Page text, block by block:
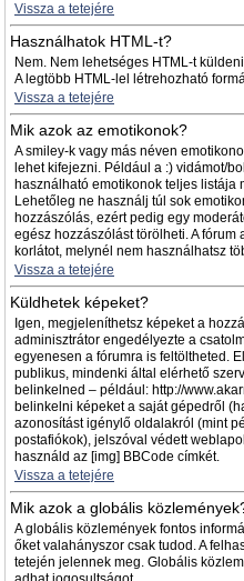
Vissza a tetejére
Használhatok HTML-t?
Nem. Nem lehetséges HTML-t
A legtöbb HTML-lel létrehozható
Vissza a tetejére
Mik azok az emotikonok?
A smiley-k vagy más néven
lehet kifejezni. Például a :) vidámot/
használható emotikonok teljes
Lehetőleg ne használj túl sok
hozzászólás, ezért pedig egy
egész hozzászólást törölheti. A
korlátot, melynél nem használhatsz
Vissza a tetejére
Küldhetek képeket?
Igen, megjeleníthetsz képeket a
adminisztrátor engedélyezte a
egyenesen a fórumra is feltöltheted.
publikus, mindenki által elérhető
belinkelned – például: http://
belinkelni képeket a saját gépedről
azonosítást igénylő oldalakról (mint
postafiókok), jelszóval védett
használd az [img] BBCode címkét.
Vissza a tetejére
Mik azok a globális
A globális közlemények fontos
őket valahányszor csak tudod. A
tetején jelennek meg. Globális